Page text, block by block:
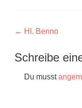
← Hl. Benno
Schreibe
Du musst